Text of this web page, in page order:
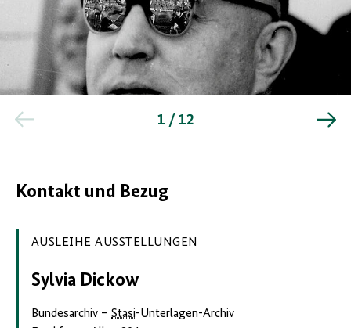
„Fußball
Quelle:
Bundesarchiv
1 / 12
Kontakt und Bezug
AUSLEIHE AUSSTELLUNGEN
Sylvia Dickow
Bundesarchiv – Stasi-Unterlagen-Archiv